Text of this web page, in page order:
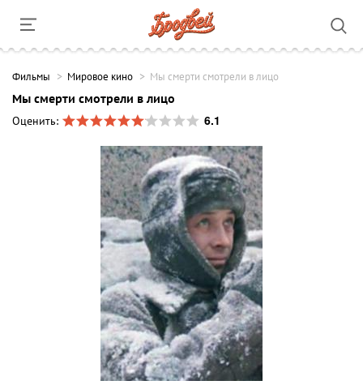
Фильмы Мировое кино Мы смерти смотрели в лицо
Мы смерти смотрели в лицо
Оценить:
6.1